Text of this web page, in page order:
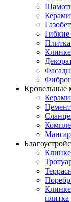
Гибкие
Кровельные
плитка